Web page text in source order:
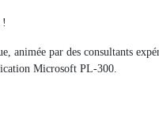
!
par des consultants
Microsoft PL-300.